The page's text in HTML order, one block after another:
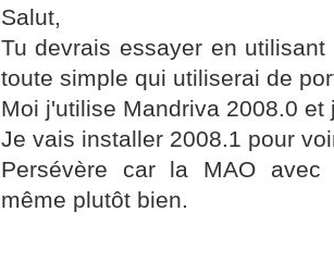
Salut,
Tu devrais essayer en
toute simple qui utiliserai de
Moi j'utilise Mandriva 2008.0 et
Je vais installer 2008.1 pour
Persévère car la MAO
même plutôt bien.